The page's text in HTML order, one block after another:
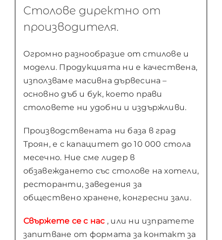
Столове директно от
производителя.
Огромно разнообразие от стилове и
модели. Продукцията ни е качествена,
използваме масивна дървесина –
основно дъб и бук, което прави
столовете ни удобни и издържливи.
Производствената ни база в град
Троян, е с капацитет до 10 000 стола
месечно. Ние сме лидер в
обзавеждането със столове на хотели,
ресторанти, заведения за
обществено хранене, конгресни зали.
Свържете се с нас , или ни изпратете
запитване от формата за контакт за